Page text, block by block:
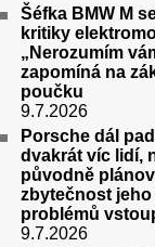
Šéfka BMW M
kritiky
„Nerozumím
zapomíná na
poučku
9.7.2026
Porsche dál
dvakrát víc lidí,
původně
zbytečnost
problémů
9.7.2026